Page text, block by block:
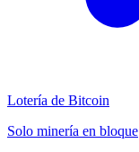
Lotería de Bitcoin
Solo minería en bloque